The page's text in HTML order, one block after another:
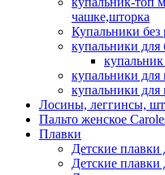
чашке,шторка
Купальники без
купальники для
купальник
купальники для
купальники для
Лосины, леггинсы,
Пальто женское
Плавки
Детские плавки
Детские плавки